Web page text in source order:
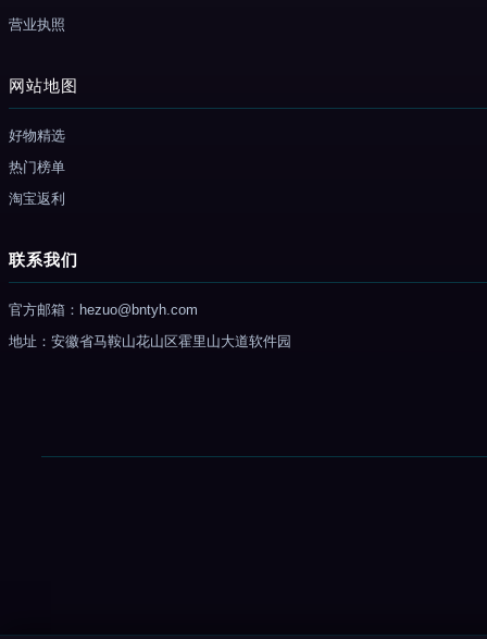
营业执照
网站地图
好物精选
热门榜单
淘宝返利
联系我们
官方邮箱：hezuo@bntyh.com
地址：安徽省马鞍山花山区霍里山大道软件园